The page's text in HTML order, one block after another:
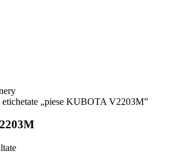
etichetate „piese KUBOTA V2203M”